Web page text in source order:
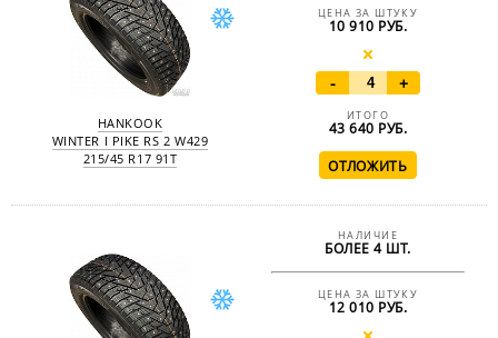
HANKOOK
WINTER I PIKE RS 2 W429
215/45 R17 91T
ЦЕНА ЗА ШТУКУ
10 910 РУБ.
- +
ИТОГО
43 640 РУБ.
НАЛИЧИЕ
БОЛЕЕ 4 ШТ.
ЦЕНА ЗА ШТУКУ
12 010 РУБ.